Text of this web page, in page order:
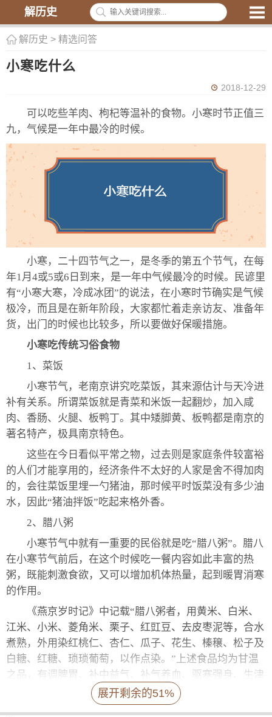
解历史
解历史 > 精选问答
小寒吃什么
2018-12-29
可以吃些羊肉、枸杞等温补的食物。小寒时节正值三
九，气候是一年中最冷的时候。
小寒，二十四节气之一，是冬季的第五个节气，在每
年1月4或5或6日到来，是一年中气候最冷的时候。民谚里
有“小寒大寒，冷成冰团”的说法，在小寒时节确实是气候
极冷，而且是在新年阶段，大家都忙着走亲访友、准备年
货，出门的时候也比较多，所以要做好保暖措施。
小寒吃传统习俗食物
1、菜饭
小寒节气，老南京讲究吃菜饭，其来源估计与天冷进
补有关系。所谓菜饭就是青菜和米饭一起翻炒，加入咸
肉、香肠、火腿、板鸭丁。其中矮脚黄、板鸭都是南京的
著名特产，极具南京特色。
这些在今日看似平常之物，过去则是家庭条件较富裕
的人们才能享用的，经济条件不太好的人家是舍不得加肉
的，会往菜饭里埋一勺猪油，那时候平时饭菜没有多少油
水，因此“猪油拌饭”吃起来格外香。
2、腊八粥
小寒节气中就有一重要的民俗就是吃“腊八粥”。腊八
在小寒节气前后，在这个时候吃一餐内容如此丰富的热
粥，既能刺激食欲，又可以增加机体热量，起到暖胃消寒
的作用。
《燕京岁时记》中记载“腊八粥者，用黄米、白米、
江米、小米、菱角米、栗子、红豇豆、去皮枣泥等，合水
煮熟，外用染红桃仁、杏仁、瓜子、花生、榛穣、松子及
白糖、红糖、琐琐葡萄，以作点染。”上述食品均为甘温
之品，有调脾胃、补中益气、补气养血、驱寒强身、生津
止渴的功效。朋友们可根据自己的饮食习惯以及身体状况
选择腊八粥的配料，熬出的腊八粥会更适合自己的体质。
展开剩余的51%